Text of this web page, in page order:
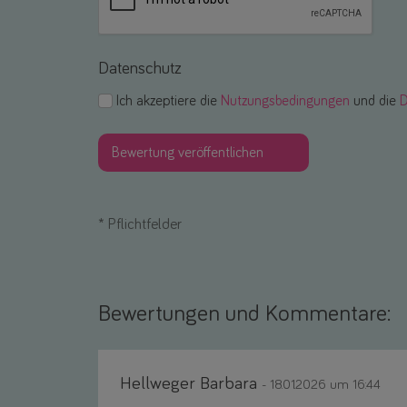
Datenschutz
Ich akzeptiere die Nutzungsbedingungen und die
* Pflichtfelder
Bewertungen und Kommentare:
Hellweger Barbara - 18.01.2026 um 16:44